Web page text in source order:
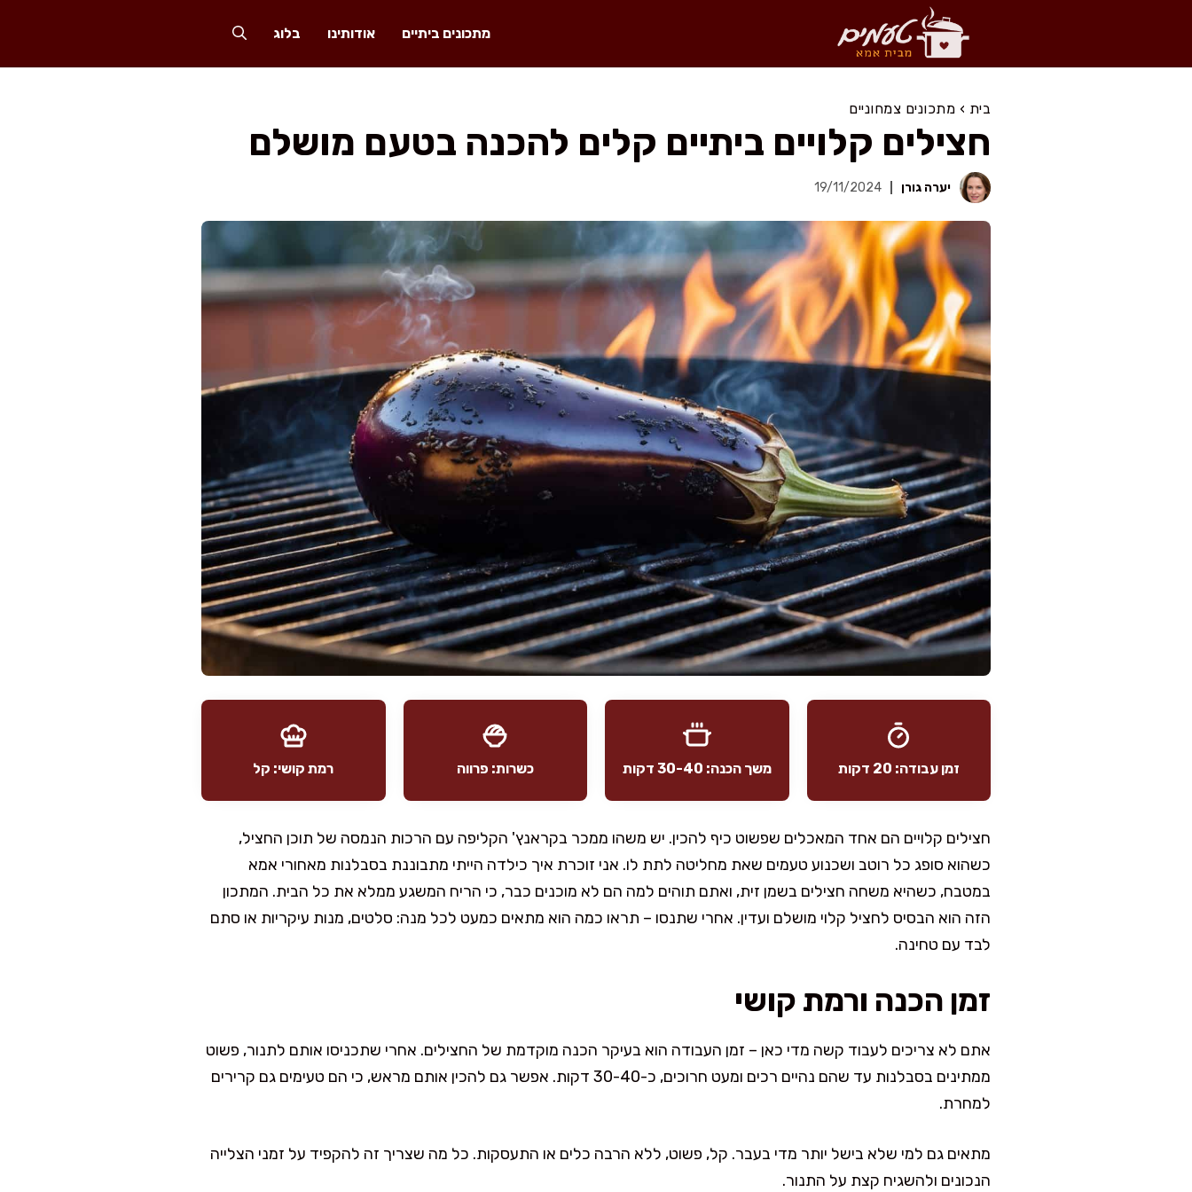
מתכונים ביתיים אודותינו בלוג
בית › מתכונים צמחוניים
חצילים קלויים ביתיים קלים להכנה בטעם מושלם
יערה גורן 19/11/2024
זמן עבודה: 20 דקות משך הכנה: 30-40 דקות כשרות: פרווה רמת קושי: קל
חצילים קלויים הם אחד המאכלים שפשוט כיף להכין. יש משהו ממכר בקראנץ' הקליפה עם הרכות הנמסה של תוכן החציל,
כשהוא סופג כל רוטב ושכנוע טעמים שאת מחליטה לתת לו. אני זוכרת איך כילדה הייתי מתבוננת בסבלנות מאחורי אמא
במטבח, כשהיא משחה חצילים בשמן זית, ואתם תוהים למה הם לא מוכנים כבר, כי הריח המשגע ממלא את כל הבית. המתכון
הזה הוא הבסיס לחציל קלוי מושלם ועדין. אחרי שתנסו – תראו כמה הוא מתאים כמעט לכל מנה: סלטים, מנות עיקריות או סתם
לבד עם טחינה.
זמן הכנה ורמת קושי
אתם לא צריכים לעבוד קשה מדי כאן – זמן העבודה הוא בעיקר הכנה מוקדמת של החצילים. אחרי שתכניסו אותם לתנור, פשוט
ממתינים בסבלנות עד שהם נהיים רכים ומעט חרוכים, כ-30-40 דקות. אפשר גם להכין אותם מראש, כי הם טעימים גם קרירים
למחרת.
מתאים גם למי שלא בישל יותר מדי בעבר. קל, פשוט, ללא הרבה כלים או התעסקות. כל מה שצריך זה להקפיד על זמני הצלייה
הנכונים ולהשגיח קצת על התנור.